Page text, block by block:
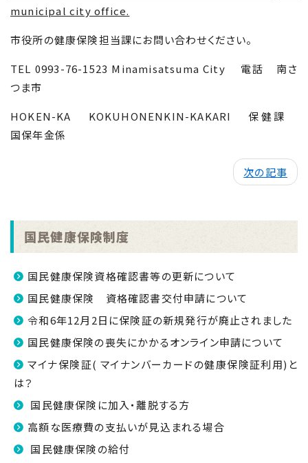
municipal city office.
市役所の健康保険担当課にお問い合わせください。
TEL 0993-76-1523 Minamisatsuma City
電話 南さ
つま市
HOKEN-KA
KOKUHONENKIN-KAKARI
保健課
国保年金係
次の記事
国民健康保険制度
国民健康保険資格確認書等の更新について
国民健康保険 資格確認書交付申請について
令和6年12月2日に保険証の新規発行が廃止されました
国民健康保険の喪失にかかるオンライン申請について
マイナ保険証( マイナンバーカードの健康保険証利用)と
は？
国民健康保険に加入・離脱する方
高額な医療費の支払いが見込まれる場合
国民健康保険の給付